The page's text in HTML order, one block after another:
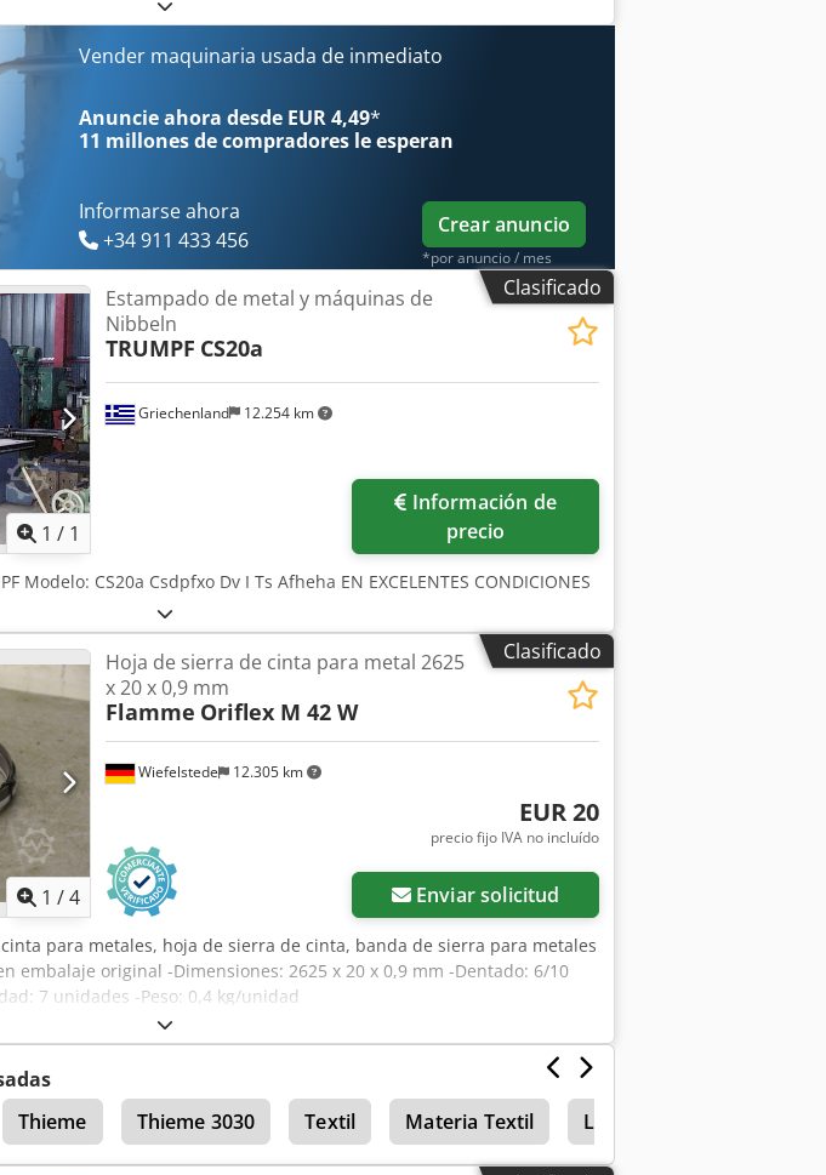
Vender maquinaria usada de inmediato
Anuncie ahora desde EUR 4,49*
11 millones de compradores le esperan
Informarse ahora
+34 911 433 456
Crear anuncio
*por anuncio / mes
Clasificado
1 / 1
Griechenland 12.254 km
Estampado de metal y máquinas de
Nibbeln
TRUMPF CS20a
precio
Modelo: CS20a Csdpfxo Dv I Ts Afheha EN EXCELENTES CONDICIONES
Clasificado
1 /4
Wiefelstede 12.305 km
Hoja de sierra de cinta para metal 2625
x 20 x 0,9 mm
Flamme Oriflex M 42 W
EUR 20
precio fijo IVA no incluído
Enviar solicitud
para metales, hoja de sierra de cinta, banda de sierra para metales
embalaje original -Dimensiones: 2625 x 20 x 0,9 mm -Dentado: 6/10
7 unidades -Peso: 0,4 kg/unidad
Thieme Thieme 3030 Textil Materia Textil Lijadoras de bordes y